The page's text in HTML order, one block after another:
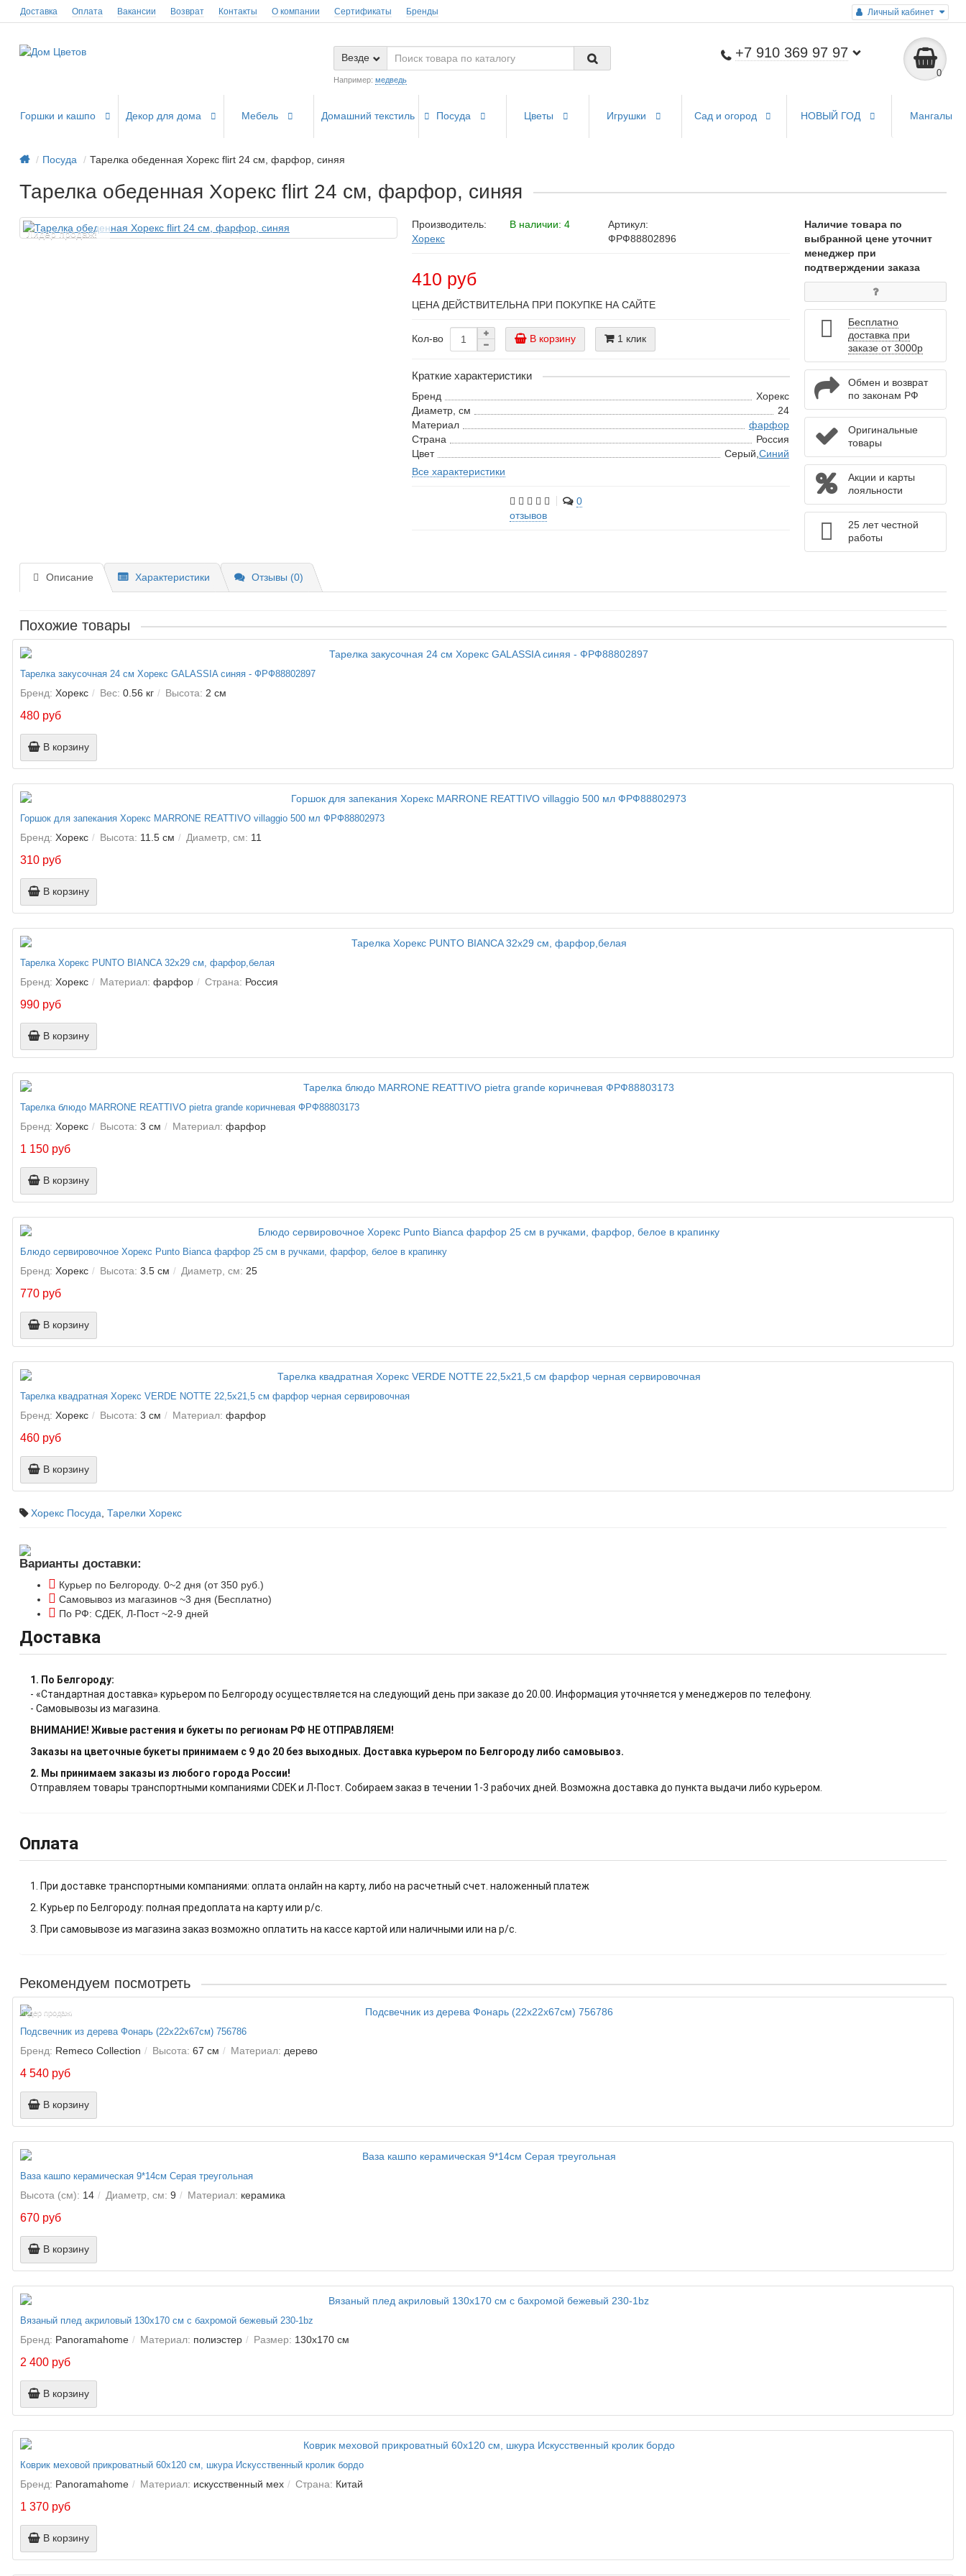
Личный кабинет
Доставка Оплата Вакансии Возврат Контакты О компании Сертификаты Бренды
+7 910 369 97 97
0
Везде
Например: медведь
Горшки и кашпо Декор для дома Мебель Домашний текстиль Посуда Цветы Игрушки Сад и огород НОВЫЙ ГОД Мангалы
Посуда Тарелка обеденная Хорекс flirt 24 см, фарфор, синяя
Тарелка обеденная Хорекс flirt 24 см, фарфор, синяя
Лидер продаж!
Производитель:
Хорекс
В наличии: 4
Артикул:
ФРФ88802896
410 руб
ЦЕНА ДЕЙСТВИТЕЛЬНА ПРИ ПОКУПКЕ НА САЙТЕ
Кол-во В корзину 1 клик
Краткие характеристики
Бренд
Хорекс
Диаметр, см
24
Материал
фарфор
Страна
Россия
Цвет
Серый, Синий
Все характеристики
0
отзывов
Наличие товара по
выбранной цене уточнит
менеджер при
подтверждении заказа
Бесплатно
доставка при
заказе от 3000р
Обмен и возврат
по законам РФ
Оригинальные
товары
Акции и карты
лояльности
25 лет честной
работы
Описание Характеристики Отзывы (0)
Похожие товары
Тарелка закусочная 24 см Хорекс GALASSIA синяя - ФРФ88802897
Бренд: Хорекс Вес: 0.56 кг Высота: 2 см
480 руб
В корзину
Горшок для запекания Хорекс MARRONE REATTIVO villaggio 500 мл ФРФ88802973
Бренд: Хорекс Высота: 11.5 см Диаметр, см: 11
310 руб
В корзину
Тарелка Хорекс PUNTO BIANCA 32х29 см, фарфор,белая
Бренд: Хорекс Материал: фарфор Страна: Россия
990 руб
В корзину
Тарелка блюдо MARRONE REATTIVO pietra grande коричневая ФРФ88803173
Бренд: Хорекс Высота: 3 см Материал: фарфор
1 150 руб
В корзину
Блюдо сервировочное Хорекс Punto Bianca фарфор 25 см в ручками, фарфор, белое в крапинку
Бренд: Хорекс Высота: 3.5 см Диаметр, см: 25
770 руб
В корзину
Тарелка квадратная Хорекс VERDE NOTTE 22,5х21,5 см фарфор черная сервировочная
Бренд: Хорекс Высота: 3 см Материал: фарфор
460 руб
В корзину
Хорекс Посуда Тарелки Хорекс
Варианты доставки:
Курьер по Белгороду. 0~2 дня (от 350 руб.)
Самовывоз из магазинов ~3 дня (Бесплатно)
По РФ: СДЕК, Л-Пост ~2-9 дней
Доставка
1. По Белгороду:
- «Стандартная доставка» курьером по Белгороду осуществляется на следующий день при заказе до 20.00. Информация уточняется у менеджеров по телефону.
- Самовывозы из магазина.
ВНИМАНИЕ! Живые растения и букеты по регионам РФ НЕ ОТПРАВЛЯЕМ!
Заказы на цветочные букеты принимаем с 9 до 20 без выходных. Доставка курьером по Белгороду либо самовывоз.
2. Мы принимаем заказы из любого города России!
Отправляем товары транспортными компаниями CDEK и Л-Пост. Собираем заказ в течении 1-3 рабочих дней. Возможна доставка до пункта выдачи либо курьером.
Оплата
1. При доставке транспортными компаниями: оплата онлайн на карту, либо на расчетный счет. наложенный платеж
2. Курьер по Белгороду: полная предоплата на карту или р/с.
3. При самовывозе из магазина заказ возможно оплатить на кассе картой или наличными или на р/с.
Рекомендуем посмотреть
Лидер продаж!
Подсвечник из дерева Фонарь (22х22х67см) 756786
Бренд: Remeco Collection Высота: 67 см Материал: дерево
4 540 руб
В корзину
Ваза кашпо керамическая 9*14см Серая треугольная
Высота (см): 14 Диаметр, см: 9 Материал: керамика
670 руб
В корзину
Вязаный плед акриловый 130х170 см с бахромой бежевый 230-1bz
Бренд: Panoramahome Материал: полиэстер Размер: 130х170 см
2 400 руб
В корзину
Коврик меховой прикроватный 60х120 см, шкура Искусственный кролик бордо
Бренд: Panoramahome Материал: искусственный мех Страна: Китай
1 370 руб
В корзину